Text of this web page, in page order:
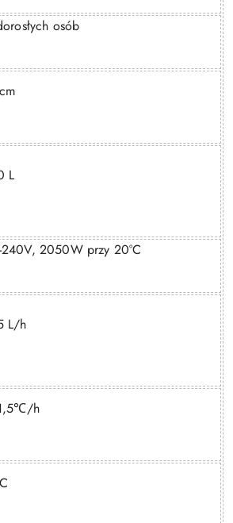
osób
L
2050W przy 20°C
L/h
℃/h